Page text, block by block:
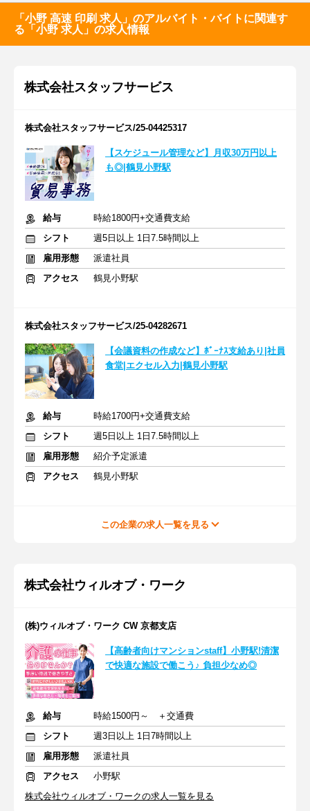
「小野 高速 印刷 求人」のアルバイト・バイトに関連す
る「小野 求人」の求人情報
株式会社スタッフサービス
株式会社スタッフサービス/25-04425317
【スケジュール管理など】月収30万円以上
も◎|鶴見小野駅
給与
時給1800円+交通費支給
シフト
週5日以上 1日7.5時間以上
雇用形態
派遣社員
アクセス
鶴見小野駅
株式会社スタッフサービス/25-04282671
【会議資料の作成など】ﾎﾞｰﾅｽ支給あり|社員
食堂|エクセル入力|鶴見小野駅
給与
時給1700円+交通費支給
シフト
週5日以上 1日7.5時間以上
雇用形態
紹介予定派遣
アクセス
鶴見小野駅
この企業の求人一覧を見る
株式会社ウィルオブ・ワーク
(株)ウィルオブ・ワーク CW 京都支店
【高齢者向けマンションstaff】小野駅!清潔
で快適な施設で働こう♪ 負担少なめ◎
給与
時給1500円～ ＋交通費
シフト
週3日以上 1日7時間以上
雇用形態
派遣社員
アクセス
小野駅
株式会社ウィルオブ・ワークの求人一覧を見る